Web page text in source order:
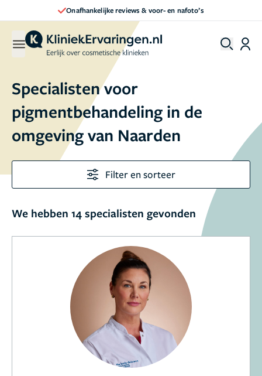
Onafhankelijke reviews & voor- en nafoto’s
Specialisten voor
pigmentbehandeling in de
omgeving van Naarden
Filter en sorteer
We hebben 14 specialisten gevonden